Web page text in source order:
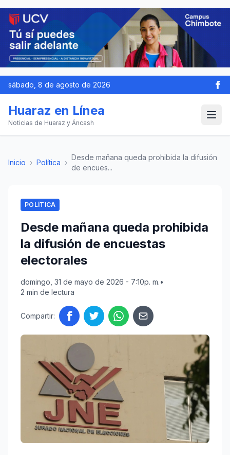
sábado, 8 de agosto de 2026
Huaraz en Línea
Noticias de Huaraz y Áncash
Inicio › Política ›
Desde mañana queda prohibida la difusión
de encues...
POLÍTICA
Desde mañana queda prohibida
la difusión de encuestas
electorales
domingo, 31 de mayo de 2026 - 7:10p. m.•
2 min de lectura
Compartir: